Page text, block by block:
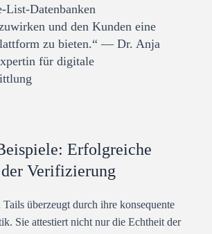
List-Datenbanken
und den Kunden eine
zu bieten.“ — Dr. Anja
für digitale
Erfolgreiche
Verifizierung
überzeugt durch ihre konsequente
Sie attestiert nicht nur die Echtheit der